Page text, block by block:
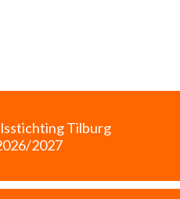
Tilburg
2027